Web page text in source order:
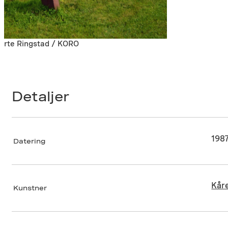
Ringstad / KORO
Detaljer
Datering
Kunstner